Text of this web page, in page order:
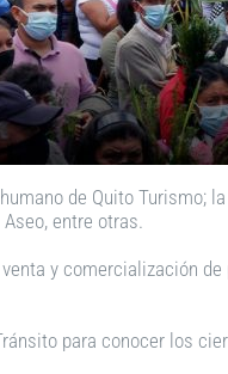
de Quito Turismo;
entre otras.
y comercialización
para conocer los